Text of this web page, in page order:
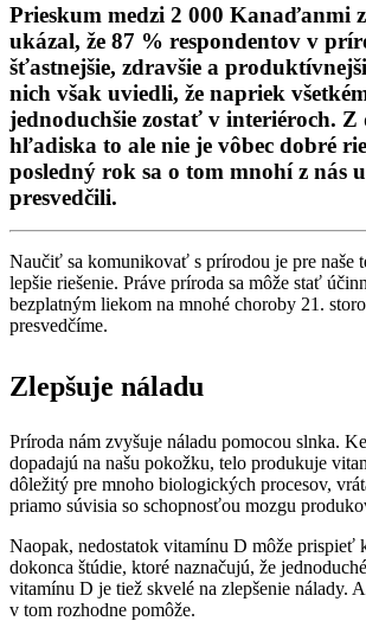
Prieskum medzi 2 000 Kanaďanmi
ukázal, že 87 % respondentov v
šťastnejšie, zdravšie a
nich však uviedli, že napriek
jednoduchšie zostať v interiéroch. Z
hľadiska to ale nie je vôbec dobré
posledný rok sa o tom mnohí z nás
presvedčili.
Naučiť sa komunikovať s prírodou je pre naše
lepšie riešenie. Práve príroda sa môže stať
bezplatným liekom na mnohé choroby 21.
presvedčíme.
Zlepšuje náladu
Príroda nám zvyšuje náladu pomocou slnka.
dopadajú na našu pokožku, telo produkuje
dôležitý pre mnoho biologických procesov,
priamo súvisia so schopnosťou mozgu
Naopak, nedostatok vitamínu D môže prispieť
dokonca štúdie, ktoré naznačujú, že
vitamínu D je tiež skvelé na zlepšenie nálady.
v tom rozhodne pomôže.